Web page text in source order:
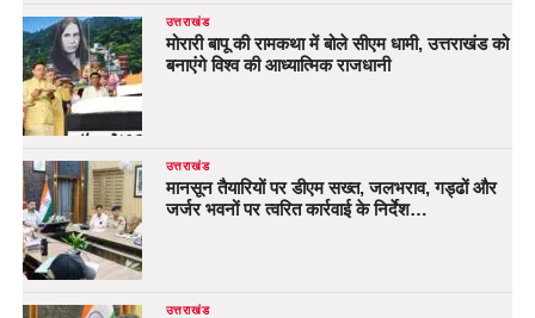
उत्तराखंड
मोरारी बापू की रामकथा में बोले सीएम धामी, उत्तराखंड को
बनाएंगे विश्व की आध्यात्मिक राजधानी
उत्तराखंड
मानसून तैयारियों पर डीएम सख्त, जलभराव, गड्ढों और
जर्जर भवनों पर त्वरित कार्रवाई के निर्देश…
उत्तराखंड